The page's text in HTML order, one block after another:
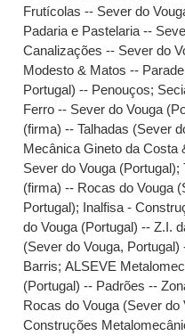
Frutícolas -- Sever do
Padaria e Pastelaria --
Canalizações -- Sever do
Modesto & Matos --
Portugal) -- Penouços;
Ferro -- Sever do Vouga
(firma) -- Talhadas (Sever
Mecânica Gineto da Costa
Sever do Vouga (Portugal);
(firma) -- Rocas do Vouga
Portugal); Inalfisa -
do Vouga (Portugal) -- Z.I.
(Sever do Vouga,
Barris;ALSEVE
(Portugal) -- Padrões --
Rocas do Vouga (Sever do
Construções